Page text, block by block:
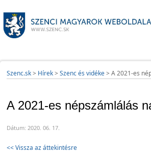
Szenc.sk> Hírek> Szenc és vidéke> A 2021-es
A 2021-es népszámlálás
Dátum: 2020. 06. 17.
<< Vissza az áttekintésre